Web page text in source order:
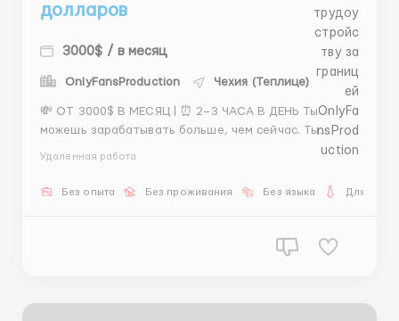
долларов
3000$ / в месяц
OnlyFansProduction Чехия (Теплице)
💸 ОТ 3000$ В МЕСЯЦ | ⏰ 2–3 ЧАСА В ДЕНЬ Ты
можешь зарабатывать больше, чем сейчас. Ты
предлагаем честную онлайн-работу. Условия
Удаленная работа
Без опыта Без проживания Без языка Для